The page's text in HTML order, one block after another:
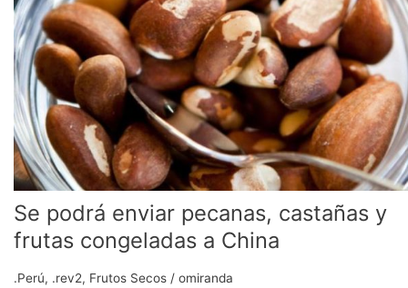
Se podrá enviar pecanas, castañas y
frutas congeladas a China
.Perú, .rev2, Frutos Secos / omiranda
enviar
pecanas,
castañas
y
frutas
congeladas
a
China